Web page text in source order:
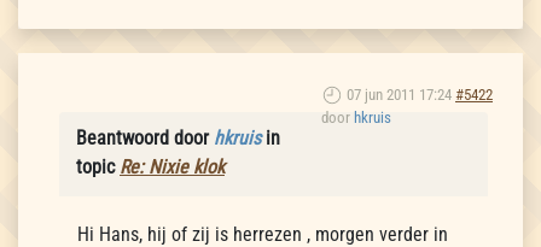
07 jun 2011 17:24 #5422
door hkruis
Beantwoord door hkruisin
topic Re: Nixie klok
Hi Hans, hij of zij is herrezen , morgen verder in